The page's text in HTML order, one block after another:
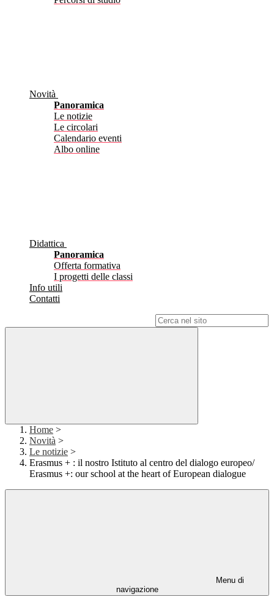
Novità
Panoramica
Le notizie
Le circolari
Calendario eventi
Albo online
Didattica
Panoramica
Offerta formativa
I progetti delle classi
Info utili
Contatti
Home >
Novità >
Le notizie >
Erasmus + : il nostro Istituto al centro del dialogo europeo/
Erasmus +: our school at the heart of European dialogue
Menu di
navigazione